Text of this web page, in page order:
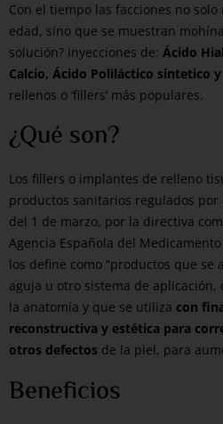
Con el tiempo las facciones no
edad, sino que se muestran
solución? inyecciones de: Ácido
Calcio, Ácido Poliláctico sintetico
rellenos o ‘fillers’ más populares.
¿Qué son?
Los fillers o implantes de relleno
productos sanitarios regulados por
del 1 de marzo, por la directiva
Agencia Española del
los define como “productos que se
aguja u otro sistema de
la anatomía y que se utiliza con
reconstructiva y estética para
otros defectos de la piel, para
Beneficios